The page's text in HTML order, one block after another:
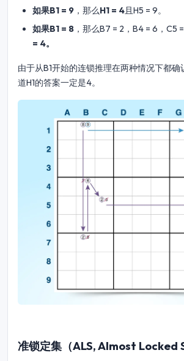
如果B1 = 9 ，那么H1 = 4且H5 = 9。
如果B1 = 8 ，那么B7 = 2，B4 = 6，C5
= 4。
由于从B1开始的连锁推理在两种情况下都确
道H1的答案一定是4。
准锁定集（ALS, Almost Locked